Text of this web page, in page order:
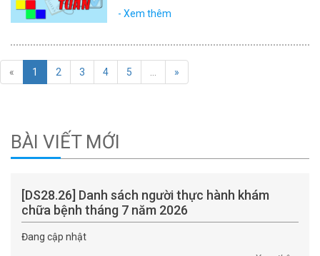
- Xem thêm
« 1 2 3 4 5 »
BÀI VIẾT MỚI
[DS28.26] Danh sách người thực hành khám
chữa bệnh tháng 7 năm 2026
Đang cập nhật